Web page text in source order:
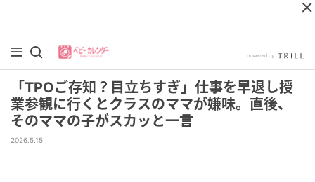
「TPOご存知？目立ちすぎ」仕事を早退し授
業参観に行くとクラスのママが嫌味。直後、
そのママの子がスカッと一言
2026.5.15